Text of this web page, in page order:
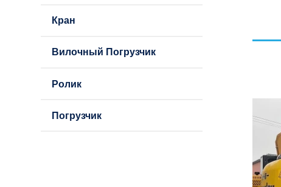
Кран
Вилочный Погрузчик
Ролик
Погрузчик